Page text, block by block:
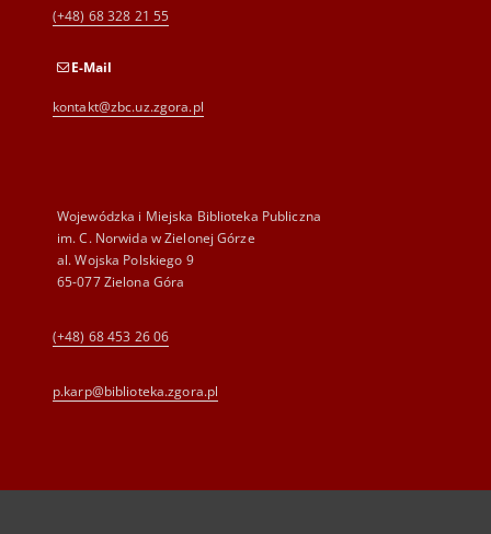
(+48) 68 328 21 55
E-Mail
kontakt@zbc.uz.zgora.pl
Wojewódzka i Miejska Biblioteka Publiczna
im. C. Norwida w Zielonej Górze
al. Wojska Polskiego 9
65-077 Zielona Góra
(+48) 68 453 26 06
p.karp@biblioteka.zgora.pl